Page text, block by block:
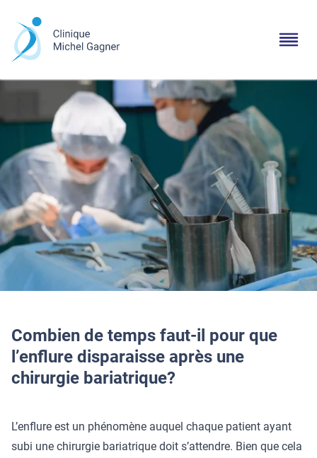
Combien de temps faut-il pour que
l’enflure disparaisse après une
chirurgie bariatrique?
L’enflure est un phénomène auquel chaque patient ayant
subi une chirurgie bariatrique doit s’attendre. Bien que cela